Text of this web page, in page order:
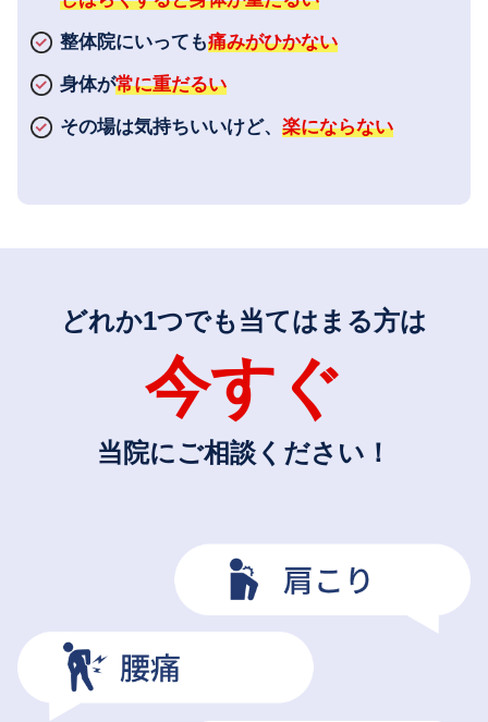
整体院にいっても痛みがひかない
身体が常に重だるい
その場は気持ちいいけど、楽にならない
どれか1つでも当てはまる方は
今すぐ
当院にご相談ください！